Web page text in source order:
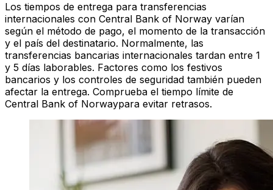
Los tiempos de entrega para transferencias
internacionales con Central Bank of Norway varían
según el método de pago, el momento de la transacción
y el país del destinatario. Normalmente, las
transferencias bancarias internacionales tardan entre 1
y 5 días laborables. Factores como los festivos
bancarios y los controles de seguridad también pueden
afectar la entrega. Comprueba el tiempo límite de
Central Bank of Norwaypara evitar retrasos.